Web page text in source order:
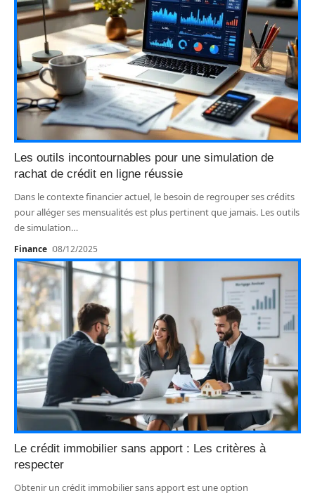
Les outils incontournables pour une simulation de
rachat de crédit en ligne réussie
Dans le contexte financier actuel, le besoin de regrouper ses crédits
pour alléger ses mensualités est plus pertinent que jamais. Les outils
de simulation…
Finance 08/12/2025
Le crédit immobilier sans apport : Les critères à
respecter
Obtenir un crédit immobilier sans apport est une option